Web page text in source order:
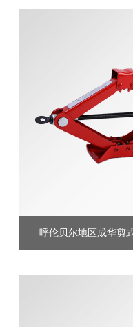
呼伦贝尔地区成华剪